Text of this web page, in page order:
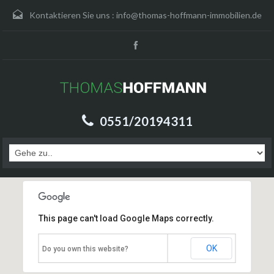
Kontaktieren Sie uns : info@thomas-hoffmann-immobilien.de
0551/20194311
This page can't load Google Maps correctly.
Do you own this website? OK